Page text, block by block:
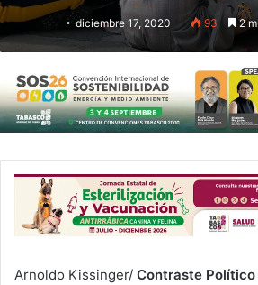
diciembre 17, 2020 93 2
Arnoldo Kissinger/ Contraste Político